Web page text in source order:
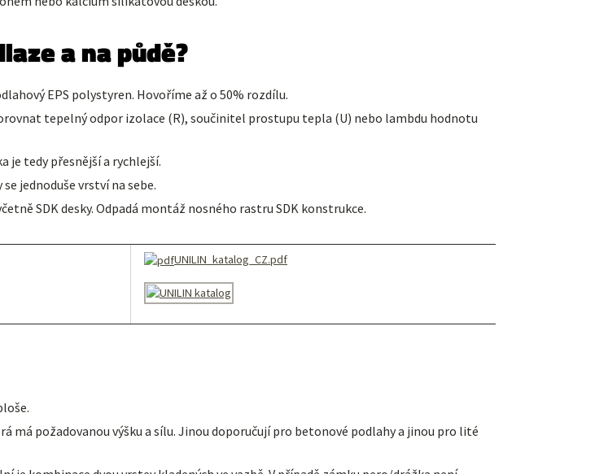
a na půdě?
EPS polystyren. Hovoříme až o 50% rozdílu.
tepelný odpor izolace (R), součinitel prostupu tepla (U) nebo lambdu hodnotu
je tedy přesnější a rychlejší.
jednoduše vrství na sebe.
SDK desky. Odpadá montáž nosného rastru SDK konstrukce.
UNILIN_katalog_CZ.pdf
má požadovanou výšku a sílu. Jinou doporučují pro betonové podlahy a jinou pro lité